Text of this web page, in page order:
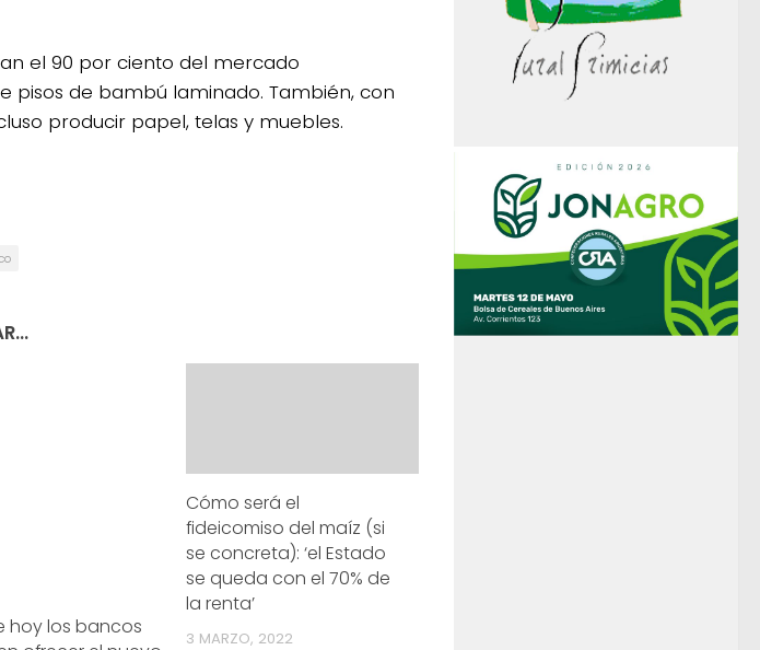
el 90 por ciento del mercado
pisos de bambú laminado. También, con
producir papel, telas y muebles.
hoy los bancos
Cómo será el
fideicomiso del maíz (si
se concreta): ‘el Estado
se queda con el 70% de
la renta’
3 MARZO, 2022